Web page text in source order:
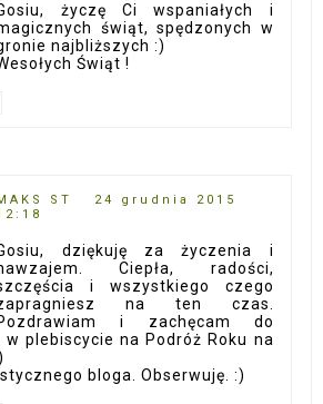
życzę Ci wspaniałych i
świąt, spędzonych w
najbliższych :)
Świąt !
ST
24 grudnia 2015
dziękuję za życzenia i
Ciepła, radości,
i wszystkiego czego
na ten czas.
i zachęcam do
w plebiscycie na Podróż Roku na
bloga. Obserwuję. :)